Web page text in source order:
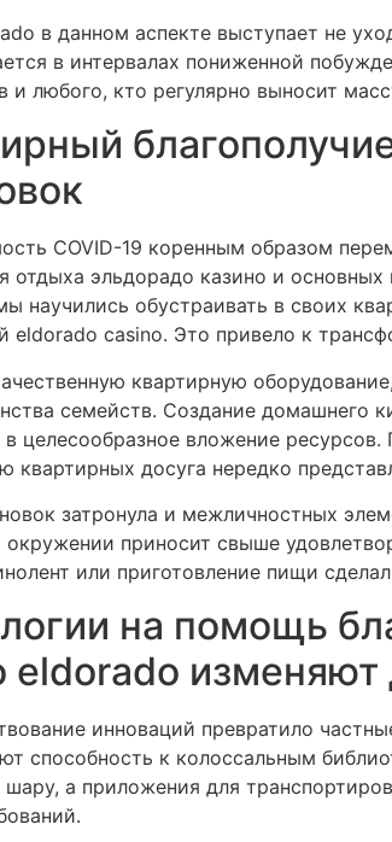
в данном аспекте выступает не
в интервалах пониженной
и любого, кто регулярно выносит
COVID-19 коренным образом
отдыха эльдорадо казино и
научились обустраивать в своих
eldorado casino. Это привело к
квартирную
семейств. Создание домашнего
в целесообразное вложение
квартирных досуга нередко
затронула и межличностных
окружении приносит свыше
или приготовление пищи
на помощь
eldorado изменяют
инноваций превратило
способность к колоссальным
а приложения для